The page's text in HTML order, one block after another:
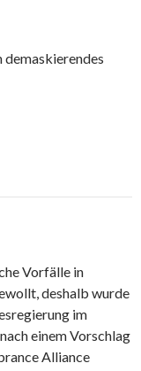
demaskierendes
Vorfälle in
deshalb wurde
im
einem Vorschlag
Alliance